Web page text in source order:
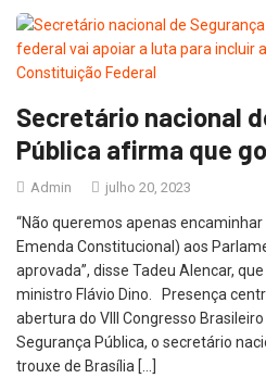
Secretário nacional
Pública afirma que
Admin julho 20, 2023
“Não queremos apenas
Emenda Constitucional) aos
aprovada”, disse Tadeu Alencar,
ministro Flávio Dino. Presença
abertura do VIII Congresso
Segurança Pública, o secretário
trouxe de Brasília […]